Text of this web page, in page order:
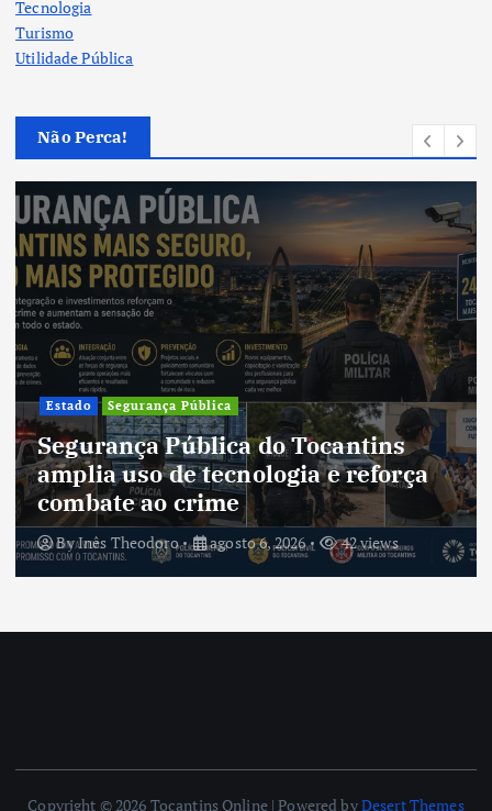
Tecnologia
Turismo
Utilidade Pública
Não Perca!
Estado Segurança Pública
Segurança Pública do Tocantins
amplia uso de tecnologia e reforça
combate ao crime
ByInês Theodoro agosto 6, 2026 42 views
Copyright © 2026 Tocantins Online | Powered byDesert Themes